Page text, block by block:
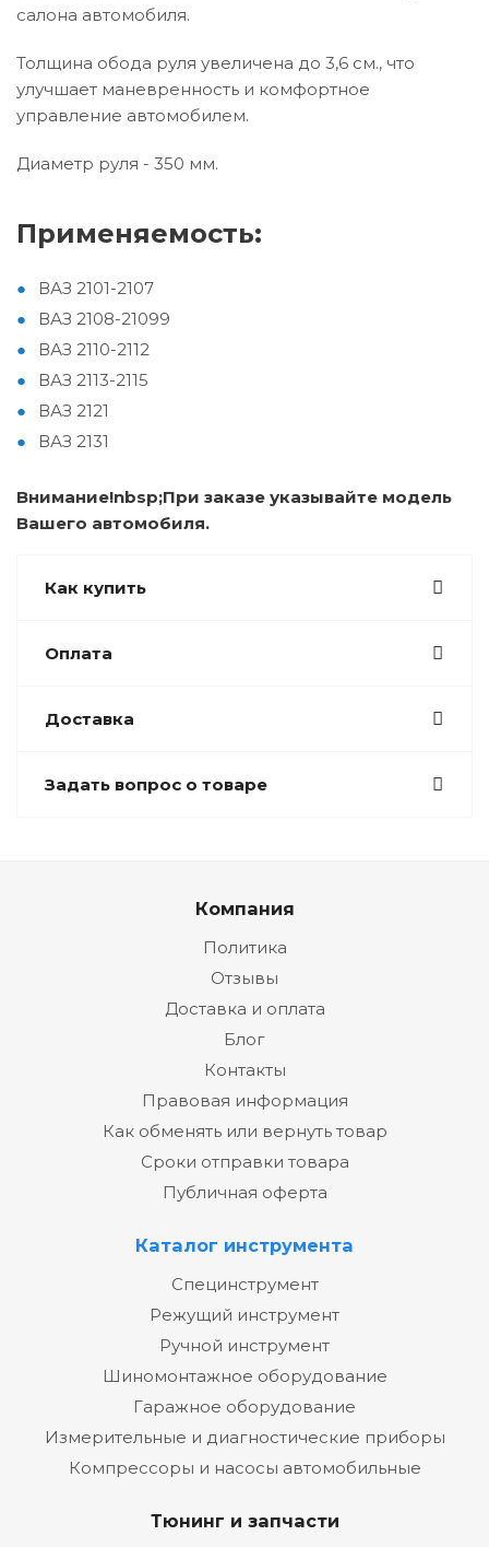
салона автомобиля.
Толщина обода руля увеличена до 3,6 см., что
улучшает маневренность и комфортное
управление автомобилем.
Диаметр руля - 350 мм.
Применяемость:
ВАЗ 2101-2107
ВАЗ 2108-21099
ВАЗ 2110-2112
ВАЗ 2113-2115
ВАЗ 2121
ВАЗ 2131
Внимание!nbsp;При заказе указывайте модель
Вашего автомобиля.
Как купить
Оплата
Доставка
Задать вопрос о товаре
Компания
Политика
Отзывы
Доставка и оплата
Блог
Контакты
Правовая информация
Как обменять или вернуть товар
Сроки отправки товара
Публичная оферта
Каталог инструмента
Специнструмент
Режущий инструмент
Ручной инструмент
Шиномонтажное оборудование
Гаражное оборудование
Измерительные и диагностические приборы
Компрессоры и насосы автомобильные
Тюнинг и запчасти